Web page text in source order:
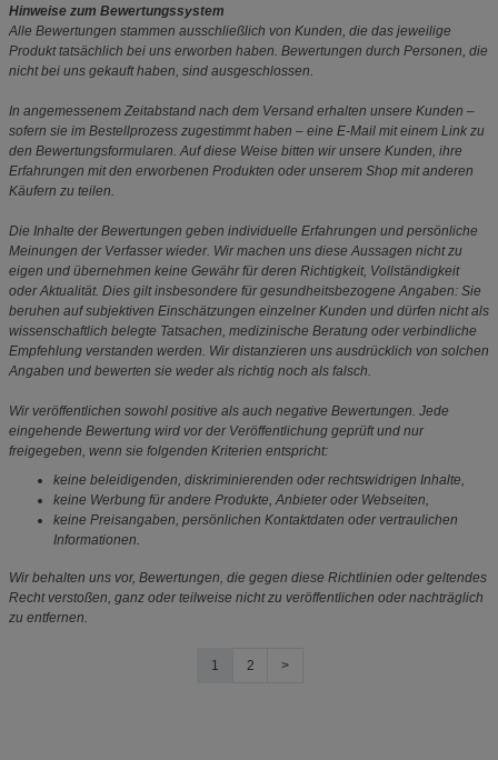
Hinweise zum Bewertungssystem
Alle Bewertungen stammen ausschließlich von Kunden, die das jeweilige
Produkt tatsächlich bei uns erworben haben. Bewertungen durch Personen, die
nicht bei uns gekauft haben, sind ausgeschlossen.
In angemessenem Zeitabstand nach dem Versand erhalten unsere Kunden –
sofern sie im Bestellprozess zugestimmt haben – eine E-Mail mit einem Link zu
den Bewertungsformularen. Auf diese Weise bitten wir unsere Kunden, ihre
Erfahrungen mit den erworbenen Produkten oder unserem Shop mit anderen
Käufern zu teilen.
Die Inhalte der Bewertungen geben individuelle Erfahrungen und persönliche
Meinungen der Verfasser wieder. Wir machen uns diese Aussagen nicht zu
eigen und übernehmen keine Gewähr für deren Richtigkeit, Vollständigkeit
oder Aktualität. Dies gilt insbesondere für gesundheitsbezogene Angaben: Sie
beruhen auf subjektiven Einschätzungen einzelner Kunden und dürfen nicht als
wissenschaftlich belegte Tatsachen, medizinische Beratung oder verbindliche
Empfehlung verstanden werden. Wir distanzieren uns ausdrücklich von solchen
Angaben und bewerten sie weder als richtig noch als falsch.
Wir veröffentlichen sowohl positive als auch negative Bewertungen. Jede
eingehende Bewertung wird vor der Veröffentlichung geprüft und nur
freigegeben, wenn sie folgenden Kriterien entspricht:
keine beleidigenden, diskriminierenden oder rechtswidrigen Inhalte,
keine Werbung für andere Produkte, Anbieter oder Webseiten,
keine Preisangaben, persönlichen Kontaktdaten oder vertraulichen
Informationen.
Wir behalten uns vor, Bewertungen, die gegen diese Richtlinien oder geltendes
Recht verstoßen, ganz oder teilweise nicht zu veröffentlichen oder nachträglich
zu entfernen.
1 2 >